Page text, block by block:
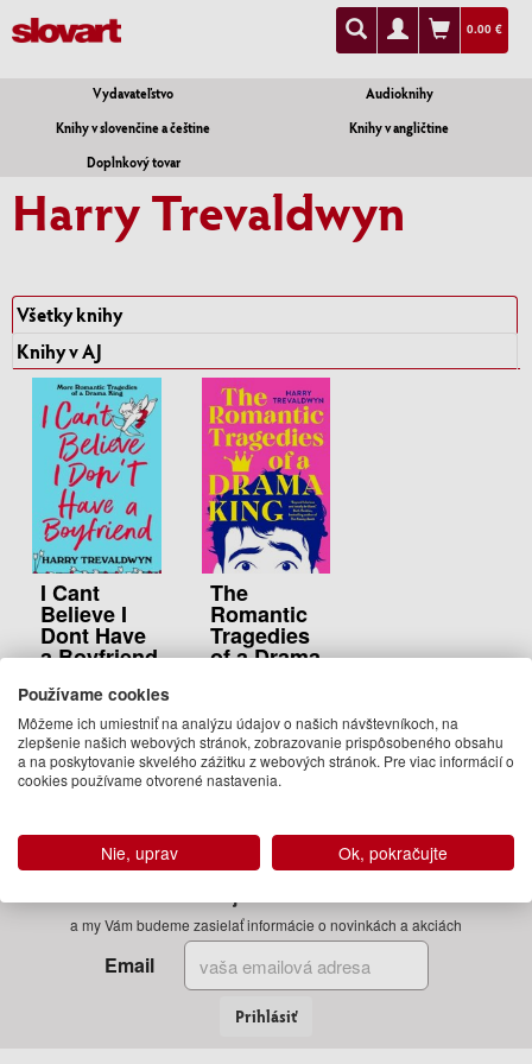
0.00 €
Vydavateľstvo
Audioknihy
Knihy v slovenčine a češtine
Knihy v angličtine
Doplnkový tovar
Harry Trevaldwyn
Všetky knihy
Knihy v AJ
I Cant
Believe I
Dont Have
a Boyfriend
Harry
Trevaldwyn
13.95 €
Na sklade
The
Romantic
Tragedies
of a Drama
Trevaldwyn
12.95 €
a my Vám budeme zasielať informácie o novinkách a akciách
Email
Prihlásiť
Používame cookies
Môžeme ich umiestniť na analýzu údajov o našich návštevníkoch, na
zlepšenie našich webových stránok, zobrazovanie prispôsobeného obsahu
a na poskytovanie skvelého zážitku z webových stránok. Pre viac informácií o
cookies používame otvorené nastavenia.
Nie, uprav Ok, pokračujte